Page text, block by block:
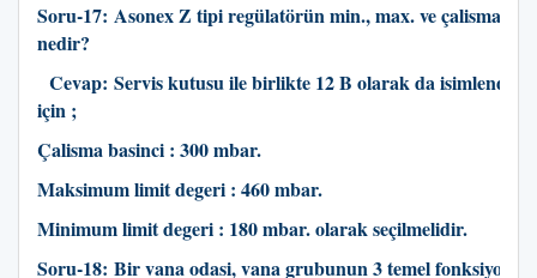
Soru-17: Asonex Z tipi regülatörün min., max. ve çalisma
nedir?
Cevap: Servis kutusu ile birlikte 12 B olarak da
için ;
Çalisma basinci : 300 mbar.
Maksimum limit degeri : 460 mbar.
Minimum limit degeri : 180 mbar. olarak seçilmelidir.
Soru-18: Bir vana odasi, vana grubunun 3 temel